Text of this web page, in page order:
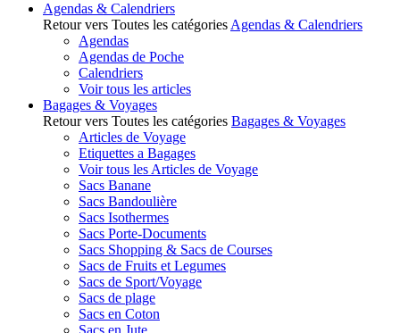
Agendas & Calendriers
Retour vers Toutes les catégories Agendas & Calendriers
Agendas
Agendas de Poche
Calendriers
Voir tous les articles
Bagages & Voyages
Retour vers Toutes les catégories Bagages & Voyages
Articles de Voyage
Etiquettes a Bagages
Voir tous les Articles de Voyage
Sacs Banane
Sacs Bandoulière
Sacs Isothermes
Sacs Porte-Documents
Sacs Shopping & Sacs de Courses
Sacs de Fruits et Legumes
Sacs de Sport/Voyage
Sacs de plage
Sacs en Coton
Sacs en Jute